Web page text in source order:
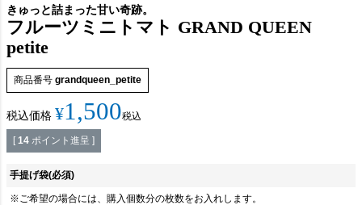
きゅっと詰まった甘い奇跡。
フルーツミニトマト GRAND QUEEN
petite
商品番号 grandqueen_petite
税込価格 ¥1,500税込
[ 14 ポイント進呈 ]
手提げ袋(必須)
※ご希望の場合には、購入個数分の枚数をお入れします。